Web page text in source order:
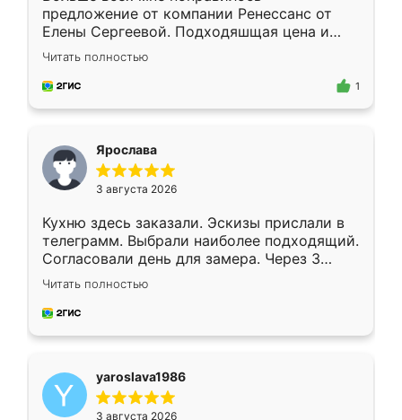
предложение от компании Ренессанс от
Елены Сергеевой. Подходяшщая цена и
короткие сроки изготовления. Приехавший
для замера сотрудник Владислав
предложил по моему эскизу самый
Читать полностью
1
Ярослава
3 августа 2026
Кухню здесь заказали. Эскизы прислали в
телеграмм. Выбрали наиболее подходящий.
Согласовали день для замера. Через 3
недели кухня была уже готова. Остались
довольны работой. Спасибо Ренессанс
мебель за качественную работу!
Читать полностью
yaroslava1986
3 августа 2026